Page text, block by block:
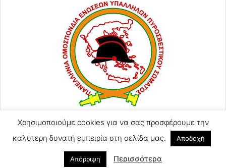
ΑΓΙΟΥ ΚΩΝΣΤΑΝΤΙΝΟΥ 57
2105248128
poeyps@yahoo.com
Χρησιμοποιούμε cookies για να σας προσφέρουμε την
καλύτερη δυνατή εμπειρία στη σελίδα μας.
Αποδοχή
Απόρριψη Περισσότερα